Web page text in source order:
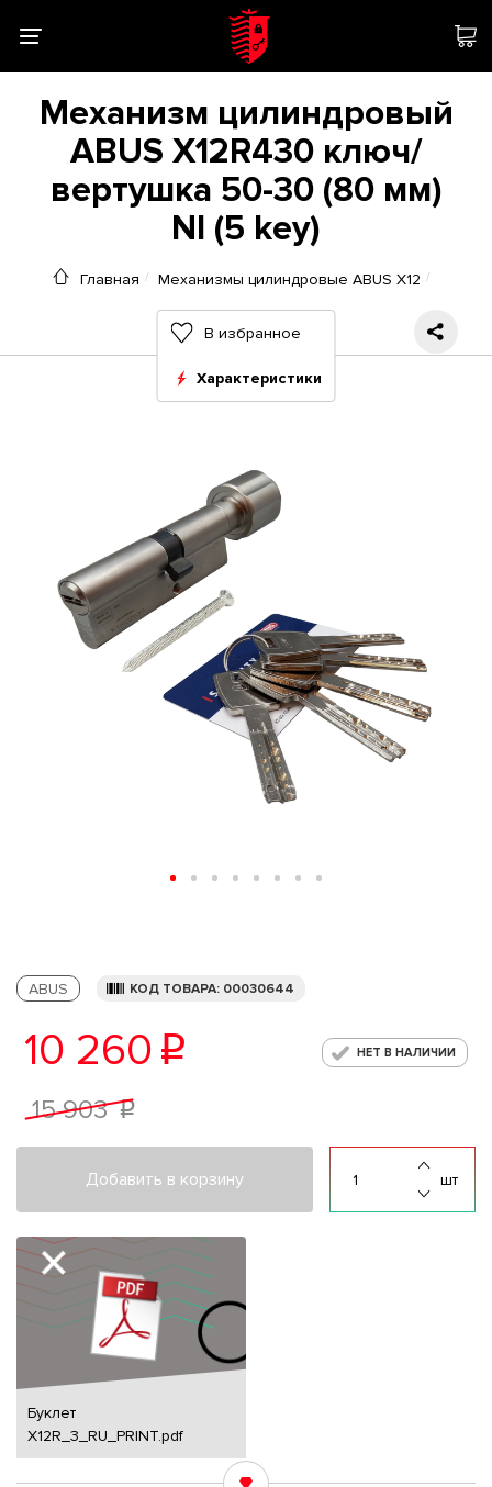
Механизм цилиндровый
ABUS X12R430 ключ/
вертушка 50-30 (80 мм)
NI (5 key)
Главная Механизмы цилиндровые ABUS X12
В избранное
Характеристики
ABUS КОД ТОВАРА: 00030644
10 260 p НЕТ В НАЛИЧИИ
15 903 p
Добавить в корзину шт
Буклет
Х12R_3_RU_PRINT.pdf